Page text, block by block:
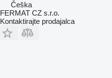
Češka
FERMAT CZ s.r.o.
Kontaktirajte prodajalca